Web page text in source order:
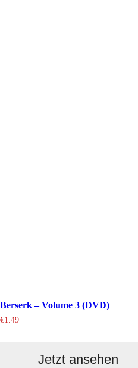
Berserk – Volume 3 (DVD)
€1.49
Jetzt ansehen